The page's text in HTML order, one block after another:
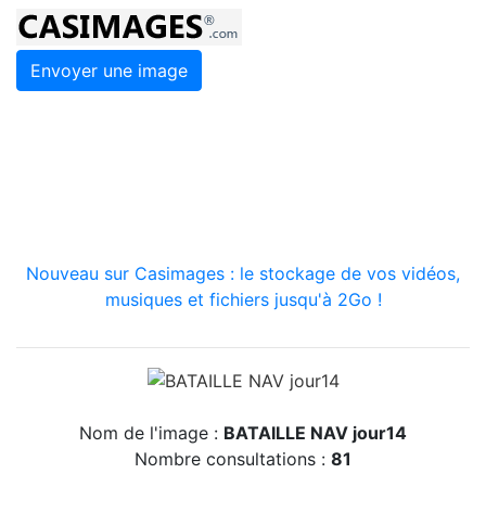
Envoyer une image
Nouveau sur Casimages : le stockage de vos vidéos,
musiques et fichiers jusqu'à 2Go !
Nom de l'image : BATAILLE NAV jour14
Nombre consultations : 81